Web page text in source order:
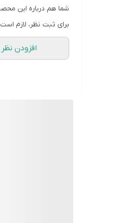
نوع باطری
تعداد باطری
شما هم درباره این
برای ثبت نظر، لازم
افزودن نظر